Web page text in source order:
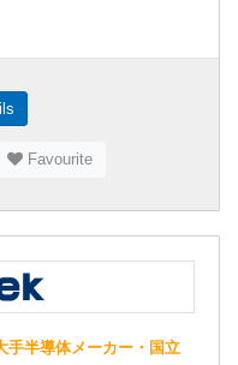
Favourite
手半導体メーカー・国立